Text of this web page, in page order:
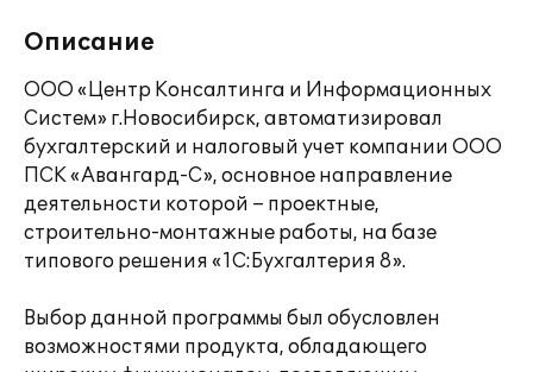
Описание
ООО «Центр Консалтинга и Информационных
Систем» г.Новосибирск, автоматизировал
бухгалтерский и налоговый учет компании ООО
ПСК «Авангард-С», основное направление
деятельности которой – проектные,
строительно-монтажные работы, на базе
типового решения «1С:Бухгалтерия 8».
Выбор данной программы был обусловлен
возможностями продукта, обладающего